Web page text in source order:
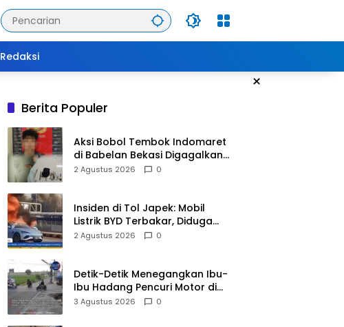
Redaksi
×
Berita Populer
Aksi Bobol Tembok Indomaret
di Babelan Bekasi Digagalkan
Satpam dan Warga, Dua
2 Agustus 2026 0
Insiden di Tol Japek: Mobil
Listrik BYD Terbakar, Diduga
Gangguan Korsleting Listrik
2 Agustus 2026 0
Detik-Detik Menegangkan Ibu-
Ibu Hadang Pencuri Motor di
Purwasari Karawang, Pelaku
3 Agustus 2026 0